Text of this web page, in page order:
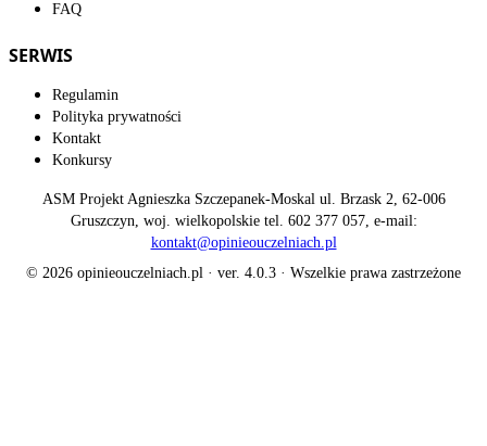
FAQ
SERWIS
Regulamin
Polityka prywatności
Kontakt
Konkursy
ASM Projekt Agnieszka Szczepanek-Moskal ul. Brzask 2, 62-006
Gruszczyn, woj. wielkopolskie tel. 602 377 057, e-mail:
kontakt@opinieouczelniach.pl
© 2026 opinieouczelniach.pl · ver. 4.0.3 · Wszelkie prawa zastrzeżone